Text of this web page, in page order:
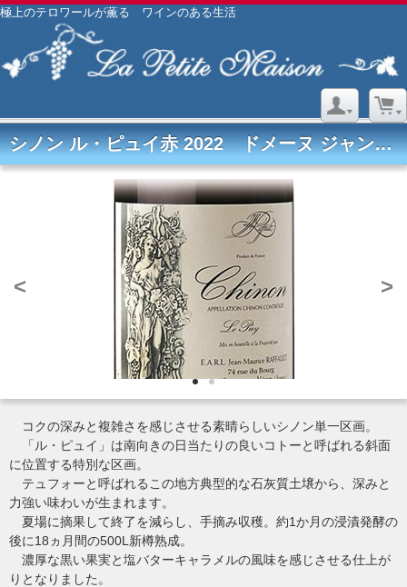
極上のテロワールが薫る ワインのある生活
シノン ル・ピュイ赤 2022 ドメーヌ ジャン＝モーリス・ラフォー
< >
コクの深みと複雑さを感じさせる素晴らしいシノン単一区画。
「ル・ピュイ」は南向きの日当たりの良いコトーと呼ばれる斜面
に位置する特別な区画。
テュフォーと呼ばれるこの地方典型的な石灰質土壌から、深みと
力強い味わいが生まれます。
夏場に摘果して終了を減らし、手摘み収穫。約1か月の浸漬発酵の
後に18ヵ月間の500L新樽熟成。
濃厚な黒い果実と塩バターキャラメルの風味を感じさせる仕上が
りとなりました。